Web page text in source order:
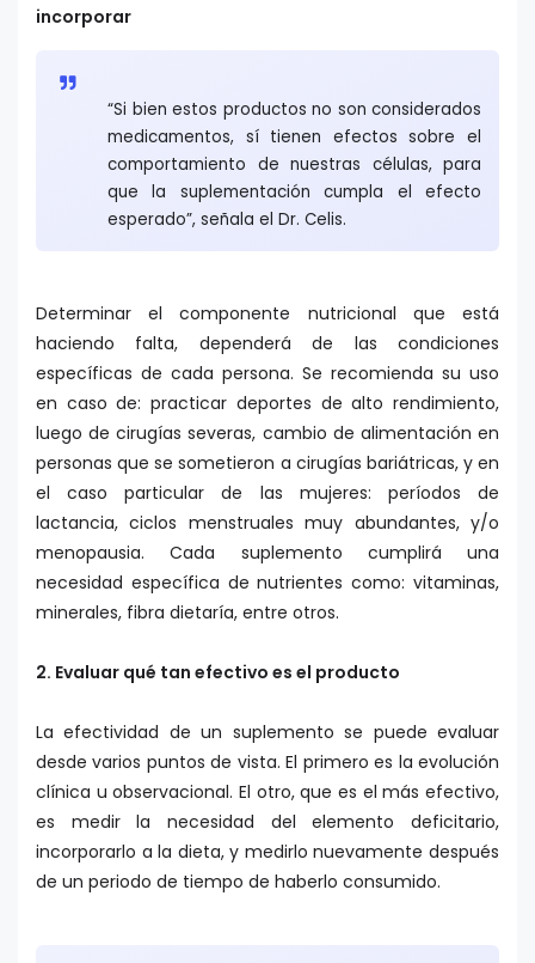
incorporar
“Si bien estos productos no son considerados
medicamentos, sí tienen efectos sobre el
comportamiento de nuestras células, para
que la suplementación cumpla el efecto
esperado”, señala el Dr. Celis.
Determinar el componente nutricional que está
haciendo falta, dependerá de las condiciones
específicas de cada persona. Se recomienda su uso
en caso de: practicar deportes de alto rendimiento,
luego de cirugías severas, cambio de alimentación en
personas que se sometieron a cirugías bariátricas, y en
el caso particular de las mujeres: períodos de
lactancia, ciclos menstruales muy abundantes, y/o
menopausia. Cada suplemento cumplirá una
necesidad específica de nutrientes como: vitaminas,
minerales, fibra dietaría, entre otros.
2. Evaluar qué tan efectivo es el producto
La efectividad de un suplemento se puede evaluar
desde varios puntos de vista. El primero es la evolución
clínica u observacional. El otro, que es el más efectivo,
es medir la necesidad del elemento deficitario,
incorporarlo a la dieta, y medirlo nuevamente después
de un periodo de tiempo de haberlo consumido.